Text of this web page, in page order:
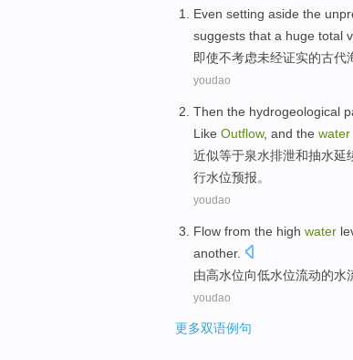
Even setting aside the
suggests that a huge total
即使不考虑未经证实的古代
youdao
Then the hydrogeological
Like Outflow, and the water
近似等于泉水排泄和抽水延
行水位预报。
youdao
Flow from the high water
another.
由高水位向低水位流动的水
youdao
更多双语例句